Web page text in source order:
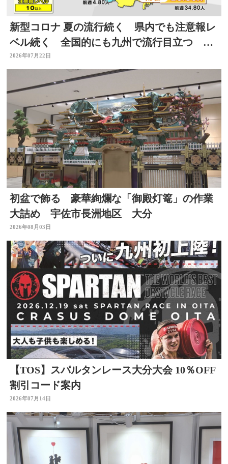
新型コロナ 夏の流行続く 県内でも注意報レ
ベル続く 全国的にも九州で流行目立つ 大
分
2026年07月22日
初盆で飾る 豪華絢爛な「御殿灯篭」の作業
大詰め 宇佐市長洲地区 大分
2026年08月03日
【TOS】スパルタンレース大分大会 10％OFF
割引コード案内
2026年07月14日